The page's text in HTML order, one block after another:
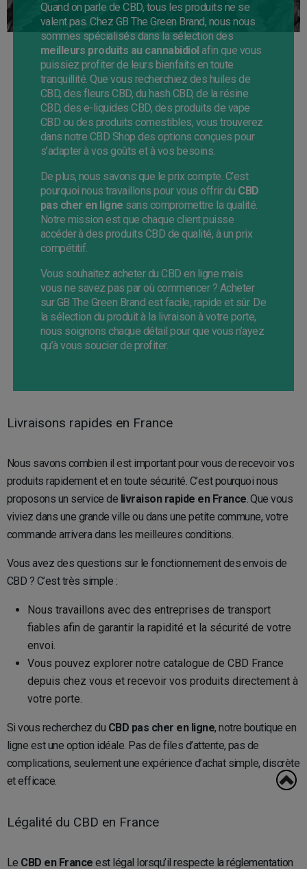
Quand on parle de CBD, tous les produits ne se
valent pas. Chez GB The Green Brand, nous nous
sommes spécialisés dans la sélection des
meilleurs produits au cannabidiol afin que vous
puissiez profiter de leurs bienfaits en toute
tranquillité. Que vous recherchiez des huiles de
CBD, des fleurs CBD, du hash CBD, de la résine
CBD, des e-liquides CBD, des produits de vape
CBD ou des produits comestibles, vous trouverez
dans notre CBD Shop des options conçues pour
s’adapter à vos goûts et à vos besoins.
De plus, nous savons que le prix compte. C’est
pourquoi nous travaillons pour vous offrir du CBD
pas cher en ligne sans compromettre la qualité.
Notre mission est que chaque client puisse
accéder à des produits CBD de qualité, à un prix
compétitif.
Vous souhaitez acheter du CBD en ligne mais
vous ne savez pas par où commencer ? Acheter
sur GB The Green Brand est facile, rapide et sûr. De
la sélection du produit à la livraison à votre porte,
nous soignons chaque détail pour que vous n’ayez
qu’à vous soucier de profiter.
Livraisons rapides en France
Nous savons combien il est important pour vous de recevoir vos
produits rapidement et en toute sécurité. C’est pourquoi nous
proposons un service de livraison rapide en France. Que vous
viviez dans une grande ville ou dans une petite commune, votre
commande arrivera dans les meilleures conditions.
Vous avez des questions sur le fonctionnement des envois de
CBD ? C’est très simple :
Nous travaillons avec des entreprises de transport
fiables afin de garantir la rapidité et la sécurité de votre
envoi.
Vous pouvez explorer notre catalogue de CBD France
depuis chez vous et recevoir vos produits directement à
votre porte.
Si vous recherchez du CBD pas cher en ligne, notre boutique en
ligne est une option idéale. Pas de files d’attente, pas de
complications, seulement une expérience d’achat simple, discrète
et efficace.
Légalité du CBD en France
Le CBD en France est légal lorsqu’il respecte la réglementation